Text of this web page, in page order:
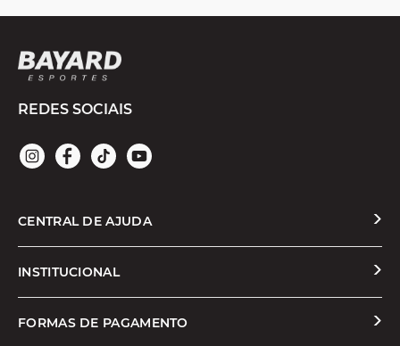
REDES SOCIAIS
CENTRAL DE AJUDA
Solicitar Troca ou Devolução
INSTITUCIONAL
Quem Somos
FORMAS DE PAGAMENTO